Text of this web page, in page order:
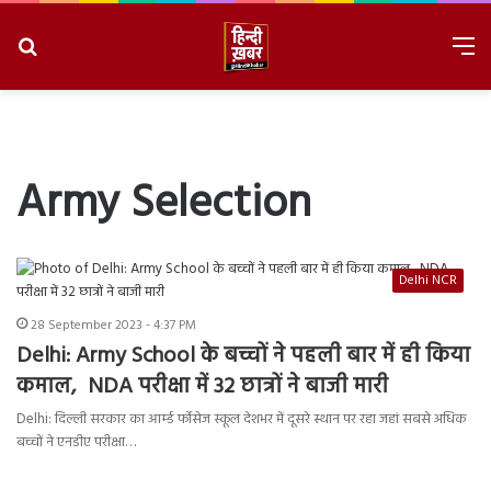
Army Selection
Delhi NCR
28 September 2023 - 4:37 PM
Delhi: Army School के बच्चों ने पहली बार में ही किया
कमाल, NDA परीक्षा में 32 छात्रों ने बाजी मारी
Delhi: दिल्ली सरकार का आर्म्ड र्फोसेज स्कूल देशभर में दूसरे स्थान पर रहा जहां सबसे अधिक
बच्चों ने एनडीए परीक्षा…